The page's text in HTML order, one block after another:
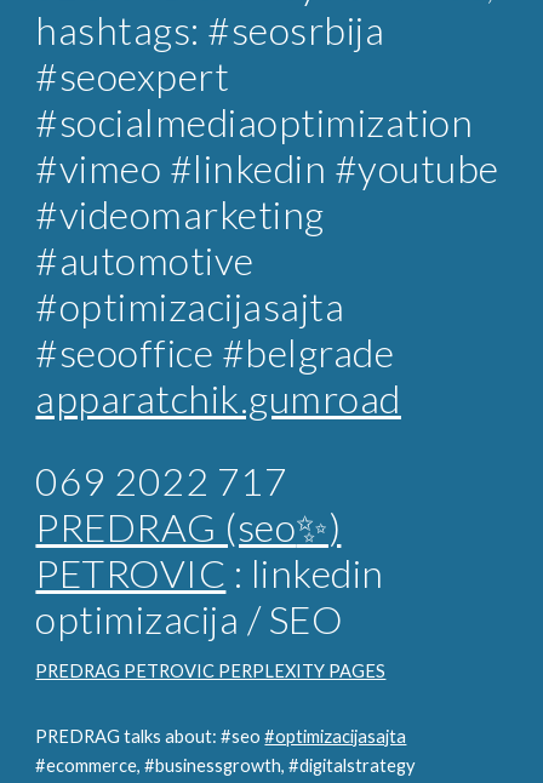
hashtags: #seosrbija
#seoexpert
#socialmediaoptimization
#vimeo #linkedin #youtube
#videomarketing
#automotive
#optimizacijasajta
#seooffice #belgrade
apparatchik.gumroad
069 2022 717
PREDRAG (seo✨)
PETROVIC : linkedin
optimizacija / SEO
PREDRAG PETROVIC PERPLEXITY PAGES
PREDRAG talks about: #seo#optimizacijasajta
#ecommerce, #businessgrowth, #digitalstrategy